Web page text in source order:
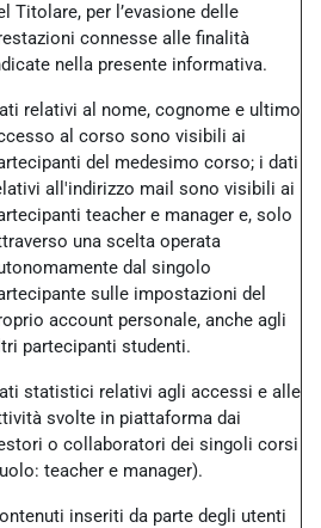
Titolare, per l’evasione delle
connesse alle finalità
nella presente informativa.
relativi al nome, cognome e ultimo
al corso sono visibili ai
del medesimo corso; i dati
all'indirizzo mail sono visibili ai
teacher e manager e, solo
una scelta operata
dal singolo
sulle impostazioni del
account personale, anche agli
partecipanti studenti.
statistici relativi agli accessi e alle
svolte in piattaforma dai
o collaboratori dei singoli corsi
teacher e manager).
inseriti da parte degli utenti